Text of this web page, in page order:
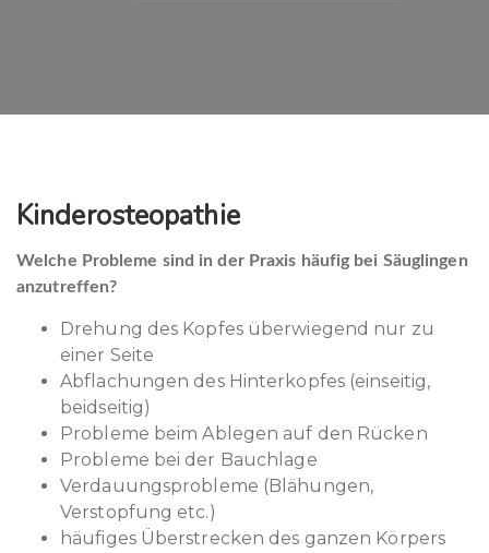
Kinderosteopathie
Welche Probleme sind in der Praxis häufig bei Säuglingen
anzutreffen?
Drehung des Kopfes überwiegend nur zu
einer Seite
Abflachungen des Hinterkopfes (einseitig,
beidseitig)
Probleme beim Ablegen auf den Rücken
Probleme bei der Bauchlage
Verdauungsprobleme (Blähungen,
Verstopfung etc.)
häufiges Überstrecken des ganzen Körpers
Beitragsnavigation